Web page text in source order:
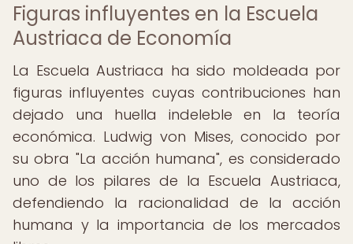
Figuras influyentes en la Escuela
Austriaca de Economía
La Escuela Austriaca ha sido moldeada por
figuras influyentes cuyas contribuciones han
dejado una huella indeleble en la teoría
económica. Ludwig von Mises, conocido por
su obra "La acción humana", es considerado
uno de los pilares de la Escuela Austriaca,
defendiendo la racionalidad de la acción
humana y la importancia de los mercados